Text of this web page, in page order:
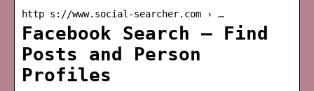
http s://www.social-searcher.com › …
Facebook Search – Find
Posts and Person
Profiles